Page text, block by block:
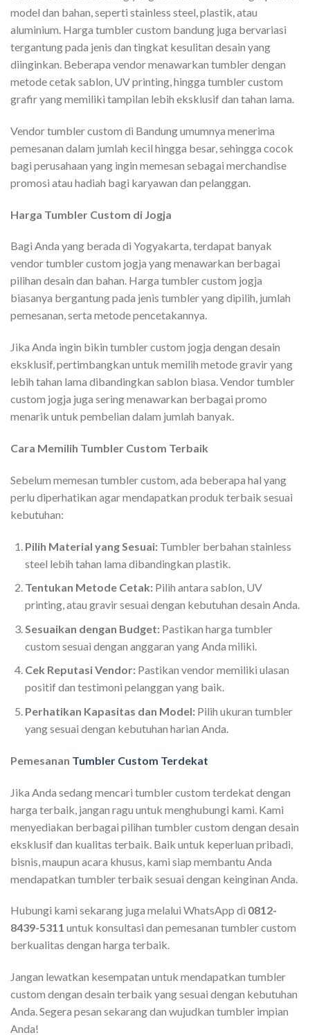
model dan bahan, seperti stainless steel, plastik, atau
aluminium. Harga tumbler custom bandung juga bervariasi
tergantung pada jenis dan tingkat kesulitan desain yang
diinginkan. Beberapa vendor menawarkan tumbler dengan
metode cetak sablon, UV printing, hingga tumbler custom
grafir yang memiliki tampilan lebih eksklusif dan tahan lama.
Vendor tumbler custom di Bandung umumnya menerima
pemesanan dalam jumlah kecil hingga besar, sehingga cocok
bagi perusahaan yang ingin memesan sebagai merchandise
promosi atau hadiah bagi karyawan dan pelanggan.
Harga Tumbler Custom di Jogja
Bagi Anda yang berada di Yogyakarta, terdapat banyak
vendor tumbler custom jogja yang menawarkan berbagai
pilihan desain dan bahan. Harga tumbler custom jogja
biasanya bergantung pada jenis tumbler yang dipilih, jumlah
pemesanan, serta metode pencetakannya.
Jika Anda ingin bikin tumbler custom jogja dengan desain
eksklusif, pertimbangkan untuk memilih metode gravir yang
lebih tahan lama dibandingkan sablon biasa. Vendor tumbler
custom jogja juga sering menawarkan berbagai promo
menarik untuk pembelian dalam jumlah banyak.
Cara Memilih Tumbler Custom Terbaik
Sebelum memesan tumbler custom, ada beberapa hal yang
perlu diperhatikan agar mendapatkan produk terbaik sesuai
kebutuhan:
Pilih Material yang Sesuai:Tumbler berbahan stainless
steel lebih tahan lama dibandingkan plastik.
Tentukan Metode Cetak:Pilih antara sablon, UV
printing, atau gravir sesuai dengan kebutuhan desain Anda.
Sesuaikan dengan Budget:Pastikan harga tumbler
custom sesuai dengan anggaran yang Anda miliki.
Cek Reputasi Vendor:Pastikan vendor memiliki ulasan
positif dan testimoni pelanggan yang baik.
Perhatikan Kapasitas dan Model:Pilih ukuran tumbler
yang sesuai dengan kebutuhan harian Anda.
Pemesanan Tumbler Custom Terdekat
Jika Anda sedang mencari tumbler custom terdekat dengan
harga terbaik, jangan ragu untuk menghubungi kami. Kami
menyediakan berbagai pilihan tumbler custom dengan desain
eksklusif dan kualitas terbaik. Baik untuk keperluan pribadi,
bisnis, maupun acara khusus, kami siap membantu Anda
mendapatkan tumbler terbaik sesuai dengan keinginan Anda.
Hubungi kami sekarang juga melalui WhatsApp di 0812-
8439-5311 untuk konsultasi dan pemesanan tumbler custom
berkualitas dengan harga terbaik.
Jangan lewatkan kesempatan untuk mendapatkan tumbler
custom dengan desain terbaik yang sesuai dengan kebutuhan
Anda. Segera pesan sekarang dan wujudkan tumbler impian
Anda!